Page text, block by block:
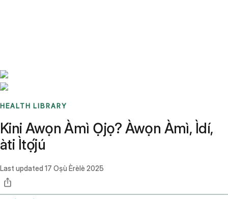
HEALTH LIBRARY
Kini Awọn Àmì Ọjọ? Àwọn Àmì, Ìdí,
àti Ìtọ́jú
Last updated 17 Oṣù Èrèlè 2025